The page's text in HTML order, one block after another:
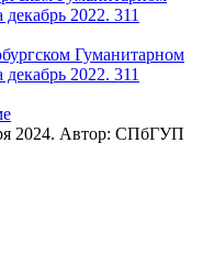
Гуманитарном
2022. 311
2024. Автор: СПбГУП